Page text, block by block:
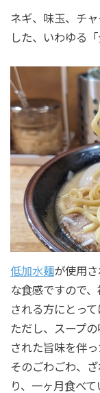
ネギ、味玉、チ
した、いわゆる
低加水麺が使用
な食感ですので
される方にとって
ただし、スープ
された旨味を伴
そのごわごわ、
り、一ヶ月食べ